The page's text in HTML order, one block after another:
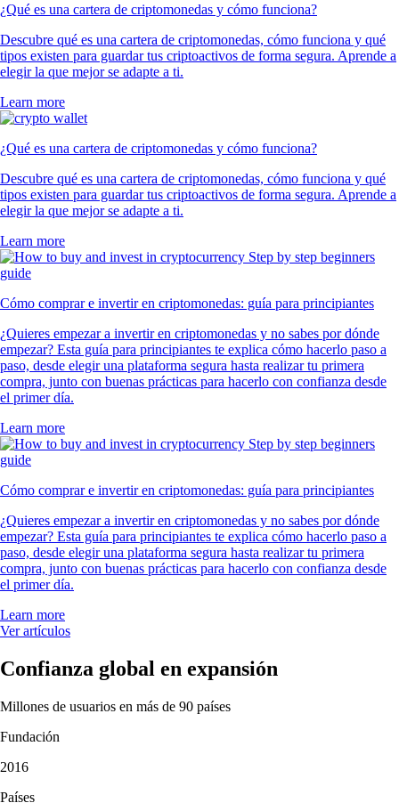
¿Qué es una cartera de criptomonedas y cómo funciona?
Descubre qué es una cartera de criptomonedas, cómo funciona y qué
tipos existen para guardar tus criptoactivos de forma segura. Aprende a
elegir la que mejor se adapte a ti.
Learn more
¿Qué es una cartera de criptomonedas y cómo funciona?
Descubre qué es una cartera de criptomonedas, cómo funciona y qué
tipos existen para guardar tus criptoactivos de forma segura. Aprende a
elegir la que mejor se adapte a ti.
Learn more
Cómo comprar e invertir en criptomonedas: guía para principiantes
¿Quieres empezar a invertir en criptomonedas y no sabes por dónde
empezar? Esta guía para principiantes te explica cómo hacerlo paso a
paso, desde elegir una plataforma segura hasta realizar tu primera
compra, junto con buenas prácticas para hacerlo con confianza desde
el primer día.
Learn more
Cómo comprar e invertir en criptomonedas: guía para principiantes
¿Quieres empezar a invertir en criptomonedas y no sabes por dónde
empezar? Esta guía para principiantes te explica cómo hacerlo paso a
paso, desde elegir una plataforma segura hasta realizar tu primera
compra, junto con buenas prácticas para hacerlo con confianza desde
el primer día.
Learn more
Ver artículos
Confianza global en expansión
Millones de usuarios en más de 90 países
Fundación
2016
Países